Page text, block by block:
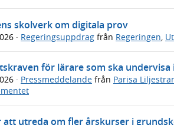
skolverk om digitala prov
· Regeringsuppdrag från Regeringen
för lärare som ska
· Pressmeddelande från Parisa
att utreda om fler årskurser i